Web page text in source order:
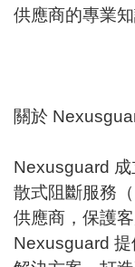
供應商的專業知
關於
Nexusguard
散式阻斷服務
供應商，保護
Nexusguard